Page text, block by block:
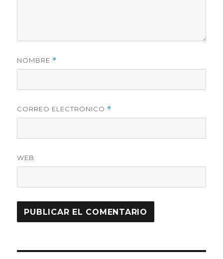
NOMBRE *
CORREO ELECTRÓNICO *
WEB